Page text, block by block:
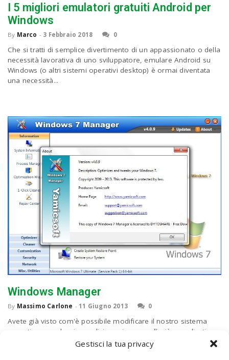
Gestisci la tua privacy
I 5 migliori emulatori gratuiti Android per
Windows
By Marco - 3 Febbraio 2018 0
Che si tratti di semplice divertimento di un appassionato o della
necessità lavorativa di uno sviluppatore, emulare Android su
Windows (o altri sistemi operativi desktop) è ormai diventata
una necessità...
Windows Manager
By Massimo Carlone - 11 Giugno 2013 0
Avete già visto com'è possibile modificare il nostro sistema
operativo con alcuni semplici passi, ma quelli più complicati
possono essere piuttosto difficili per l'utente medio. C'è